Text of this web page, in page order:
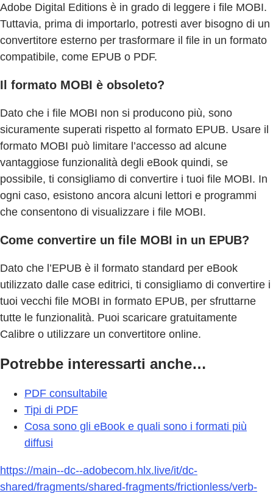
Adobe Digital Editions è in grado di leggere i file MOBI.
Tuttavia, prima di importarlo, potresti aver bisogno di un
convertitore esterno per trasformare il file in un formato
compatibile, come EPUB o PDF.
Il formato MOBI è obsoleto?
Dato che i file MOBI non si producono più, sono
sicuramente superati rispetto al formato EPUB. Usare il
formato MOBI può limitare l’accesso ad alcune
vantaggiose funzionalità degli eBook quindi, se
possibile, ti consigliamo di convertire i tuoi file MOBI. In
ogni caso, esistono ancora alcuni lettori e programmi
che consentono di visualizzare i file MOBI.
Come convertire un file MOBI in un EPUB?
Dato che l’EPUB è il formato standard per eBook
utilizzato dalle case editrici, ti consigliamo di convertire i
tuoi vecchi file MOBI in formato EPUB, per sfruttarne
tutte le funzionalità. Puoi scaricare gratuitamente
Calibre o utilizzare un convertitore online.
Potrebbe interessarti anche…
PDF consultabile
Tipi di PDF
Cosa sono gli eBook e quali sono i formati più
diffusi
https://main--dc--adobecom.hlx.live/it/dc-
shared/fragments/shared-fragments/frictionless/verb-